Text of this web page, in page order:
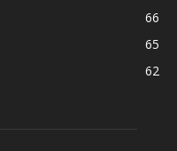
66
65
62